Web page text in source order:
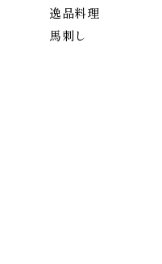
逸品料理
馬刺し